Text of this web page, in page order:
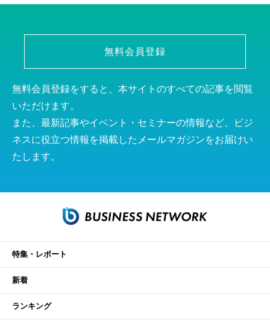
無料会員登録
無料会員登録をすると、本サイトのすべての記事を閲覧
いただけます。
また、最新記事やイベント・セミナーの情報など、ビジ
ネスに役立つ情報を掲載したメールマガジンをお届けい
たします。
特集・レポート
新着
ランキング